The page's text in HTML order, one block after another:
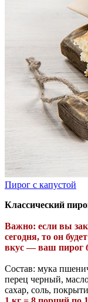
Пирог с капустой
Классический
Важно: если вы
сегодня, то он
вкус — ваш пирог
Состав: мука
перец черный,
сахар, соль,